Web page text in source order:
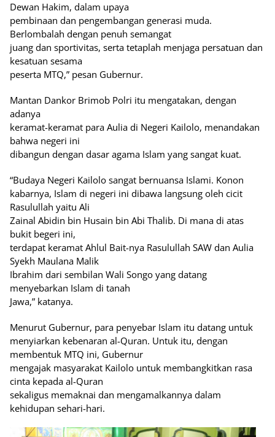
Dewan Hakim, dalam upaya
pembinaan dan pengembangan generasi muda.
Berlombalah dengan penuh semangat
juang dan sportivitas, serta tetaplah menjaga persatuan dan
kesatuan sesama
peserta MTQ,” pesan Gubernur.
Mantan Dankor Brimob Polri itu mengatakan, dengan
adanya
keramat-keramat para Aulia di Negeri Kailolo, menandakan
bahwa negeri ini
dibangun dengan dasar agama Islam yang sangat kuat.
“Budaya Negeri Kailolo sangat bernuansa Islami. Konon
kabarnya, Islam di negeri ini dibawa langsung oleh cicit
Rasulullah yaitu Ali
Zainal Abidin bin Husain bin Abi Thalib. Di mana di atas
bukit begeri ini,
terdapat keramat Ahlul Bait-nya Rasulullah SAW dan Aulia
Syekh Maulana Malik
Ibrahim dari sembilan Wali Songo yang datang
menyebarkan Islam di tanah
Jawa,” katanya.
Menurut Gubernur, para penyebar Islam itu datang untuk
menyiarkan kebenaran al-Quran. Untuk itu, dengan
membentuk MTQ ini, Gubernur
mengajak masyarakat Kailolo untuk membangkitkan rasa
cinta kepada al-Quran
sekaligus memaknai dan mengamalkannya dalam
kehidupan sehari-hari.